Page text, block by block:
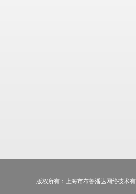
版权所有：上海市布鲁潘达网络技术